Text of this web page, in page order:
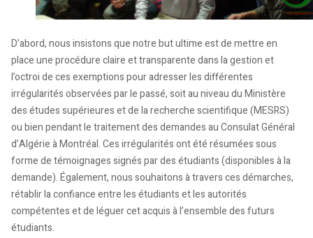
D’abord, nous insistons que notre but ultime est de mettre en
place une procédure claire et transparente dans la gestion et
l’octroi de ces exemptions pour adresser les différentes
irrégularités observées par le passé, soit au niveau du Ministère
des études supérieures et de la recherche scientifique (MESRS)
ou bien pendant le traitement des demandes au Consulat Général
d’Algérie à Montréal. Ces irrégularités ont été résumées sous
forme de témoignages signés par des étudiants (disponibles à la
demande). Également, nous souhaitons à travers ces démarches,
rétablir la confiance entre les étudiants et les autorités
compétentes et de léguer cet acquis à l’ensemble des futurs
étudiants.